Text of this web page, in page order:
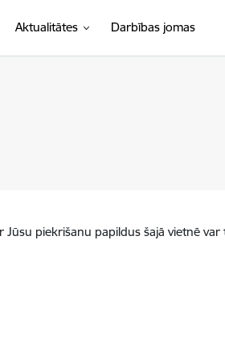
Aktualitātes Darbības jomas
piekrišanu papildus šajā vietnē